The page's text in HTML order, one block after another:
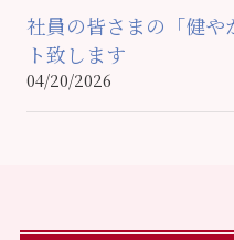
社員の皆さまの「健
ト致します
04/20/2026